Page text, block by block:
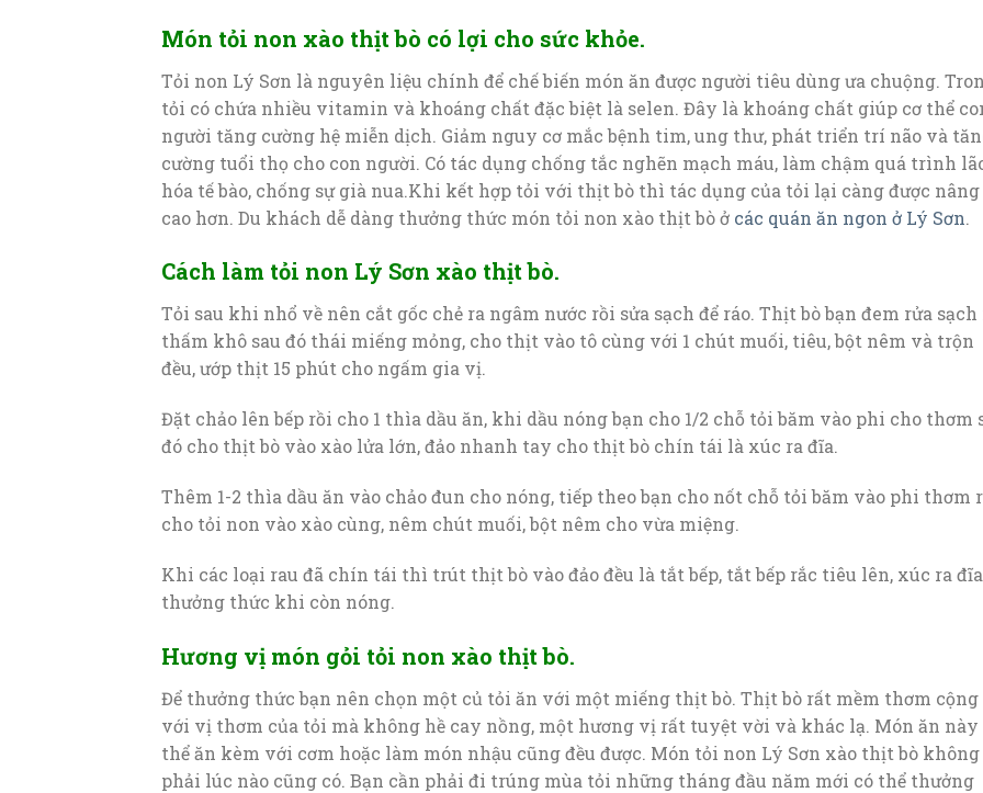
Món tỏi non xào thịt bò có lợi cho sức khỏe.
Tỏi non Lý Sơn là nguyên liệu chính để chế biến món ăn được người tiêu dùng ưa chuộng.
tỏi có chứa nhiều vitamin và khoáng chất đặc biệt là selen. Đây là khoáng chất giúp cơ thể
người tăng cường hệ miễn dịch. Giảm nguy cơ mắc bệnh tim, ung thư, phát triển trí não và
cường tuổi thọ cho con người. Có tác dụng chống tắc nghẽn mạch máu, làm chậm quá trình
hóa tế bào, chống sự già nua.Khi kết hợp tỏi với thịt bò thì tác dụng của tỏi lại càng được nâng
cao hơn. Du khách dễ dàng thưởng thức món tỏi non xào thịt bò ở các quán ăn ngon ở Lý Sơn.
Cách làm tỏi non Lý Sơn xào thịt bò.
Tỏi sau khi nhổ về nên cắt gốc chẻ ra ngâm nước rồi sửa sạch để ráo. Thịt bò bạn đem rửa sạch
thấm khô sau đó thái miếng mỏng, cho thịt vào tô cùng với 1 chút muối, tiêu, bột nêm và trộn
đều, ướp thịt 15 phút cho ngấm gia vị.
Đặt chảo lên bếp rồi cho 1 thìa dầu ăn, khi dầu nóng bạn cho 1/2 chỗ tỏi băm vào phi cho thơm
đó cho thịt bò vào xào lửa lớn, đảo nhanh tay cho thịt bò chín tái là xúc ra đĩa.
Thêm 1-2 thìa dầu ăn vào chảo đun cho nóng, tiếp theo bạn cho nốt chỗ tỏi băm vào phi thơm
cho tỏi non vào xào cùng, nêm chút muối, bột nêm cho vừa miệng.
Khi các loại rau đã chín tái thì trút thịt bò vào đảo đều là tắt bếp, tắt bếp rắc tiêu lên, xúc ra đĩa
thưởng thức khi còn nóng.
Hương vị món gỏi tỏi non xào thịt bò.
Để thưởng thức bạn nên chọn một củ tỏi ăn với một miếng thịt bò. Thịt bò rất mềm thơm cộng
với vị thơm của tỏi mà không hề cay nồng, một hương vị rất tuyệt vời và khác lạ. Món ăn này
thể ăn kèm với cơm hoặc làm món nhậu cũng đều được. Món tỏi non Lý Sơn xào thịt bò không
phải lúc nào cũng có. Bạn cần phải đi trúng mùa tỏi những tháng đầu năm mới có thể thưởng